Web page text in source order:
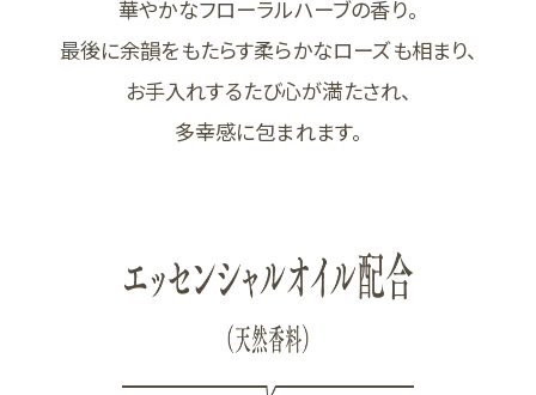
華やかなフローラルハーブの香り。
最後に余韻をもたらす柔らかなローズも相まり、
お手入れするたび心が満たされ、
多幸感に包まれます。